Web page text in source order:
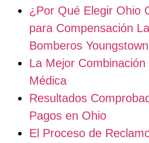
¿Por Qué Elegir Ohio
para Compensación
Bomberos
La Mejor
Médica
Resultados
Pagos en Ohio
El Proceso de